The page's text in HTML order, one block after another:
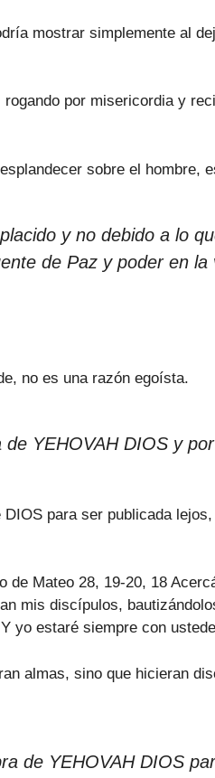
mostrar simplemente al
por misericordia y
sobre el hombre,
y no debido a lo
de Paz y poder en la
no es una razón egoísta.
YEHOVAH DIOS y
para ser publicada
Mateo 28, 19-20, 18
mis discípulos,
yo estaré siempre con
almas, sino que hicieran
de YEHOVAH DIOS